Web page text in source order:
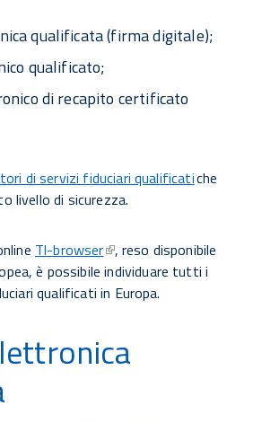
qualificata (firma digitale);
qualificato;
di recapito certificato
di servizi fiduciari qualificatiche
livello di sicurezza.
Tl-browser , reso disponibile
è possibile individuare tutti i
qualificati in Europa.